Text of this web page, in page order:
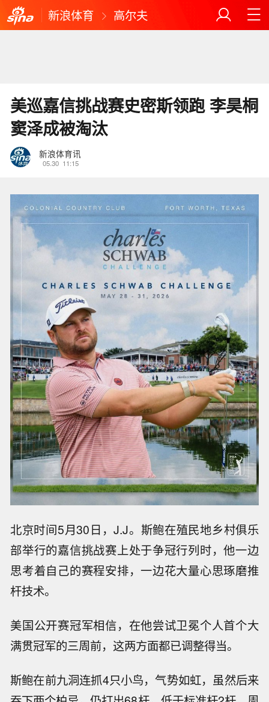
新浪体育 高尔夫
美巡嘉信挑战赛史密斯领跑 李昊桐
窦泽成被淘汰
新浪体育讯
05.30 11:15
北京时间5月30日，J.J。斯鲍在殖民地乡村俱乐
部举行的嘉信挑战赛上处于争冠行列时，他一边
思考着自己的赛程安排，一边花大量心思琢磨推
杆技术。
美国公开赛冠军相信，在他尝试卫冕个人首个大
满贯冠军的三周前，这两方面都已调整得当。
斯鲍在前九洞连抓4只小鸟，气势如虹，虽然后来